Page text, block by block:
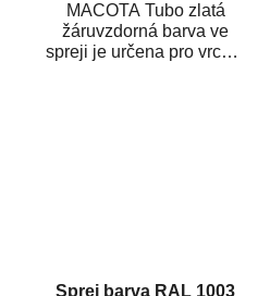
MACOTA Tubo zlatá
žáruvzdorná barva ve
spreji je určena pro vrchní
Sprej barva RAL 1003